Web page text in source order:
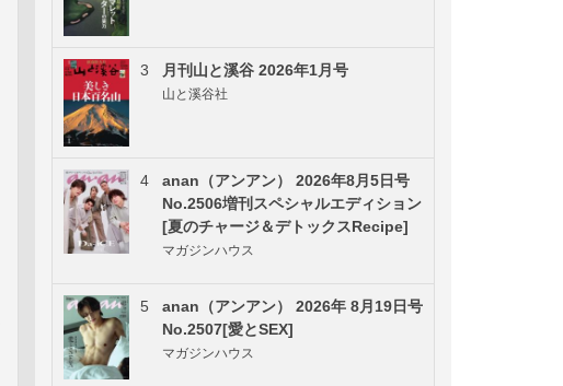
3 月刊山と溪谷 2026年1月号
山と溪谷社
4
anan（アンアン） 2026年8月5日号
No.2506増刊スペシャルエディション
[夏のチャージ＆デトックスRecipe]
マガジンハウス
5
anan（アンアン） 2026年 8月19日号
No.2507[愛とSEX]
マガジンハウス